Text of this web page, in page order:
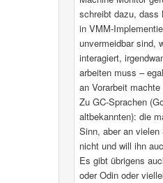
schreibt dazu, dass
in VMM-
unvermeidbar sind,
interagiert,
arbeiten muss –
an Vorarbeit
Zu GC-Sprachen
altbekannten): die
Sinn, aber an
nicht und will ihn
Es gibt übrigens
oder Odin oder